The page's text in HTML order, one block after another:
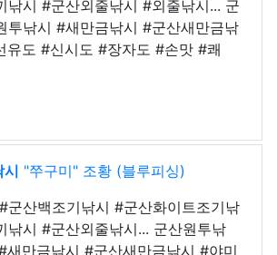
낚시 #군산외줄낚시 #외줄낚시... 군
투낚시 #새만금낚시 #군산새만금낚
유도 #신시도 #장자도 #손맛 #쾌
시 "쭈구미" 조황 (블루피싱)
군산백조기낚시 #군산화이트조기낚
낚시 #군산외줄낚시... 군산원투낚
새만금낚시 #군산새만금낚시 #야미